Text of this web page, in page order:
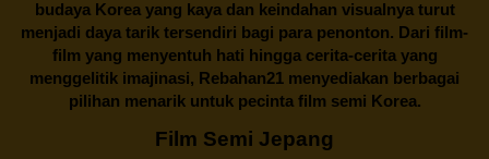
budaya Korea yang kaya dan keindahan visualnya turut
menjadi daya tarik tersendiri bagi para penonton. Dari film-
film yang menyentuh hati hingga cerita-cerita yang
menggelitik imajinasi, Rebahan21 menyediakan berbagai
pilihan menarik untuk pecinta film semi Korea.
Film Semi Jepang